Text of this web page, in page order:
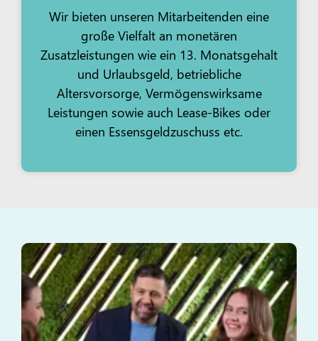
Wir bieten unseren Mitarbeitenden eine
große Vielfalt an monetären
Zusatzleistungen wie ein 13. Monatsgehalt
und Urlaubsgeld, betriebliche
Altersvorsorge, Vermögenswirksame
Leistungen sowie auch Lease-Bikes oder
einen Essensgeldzuschuss etc.